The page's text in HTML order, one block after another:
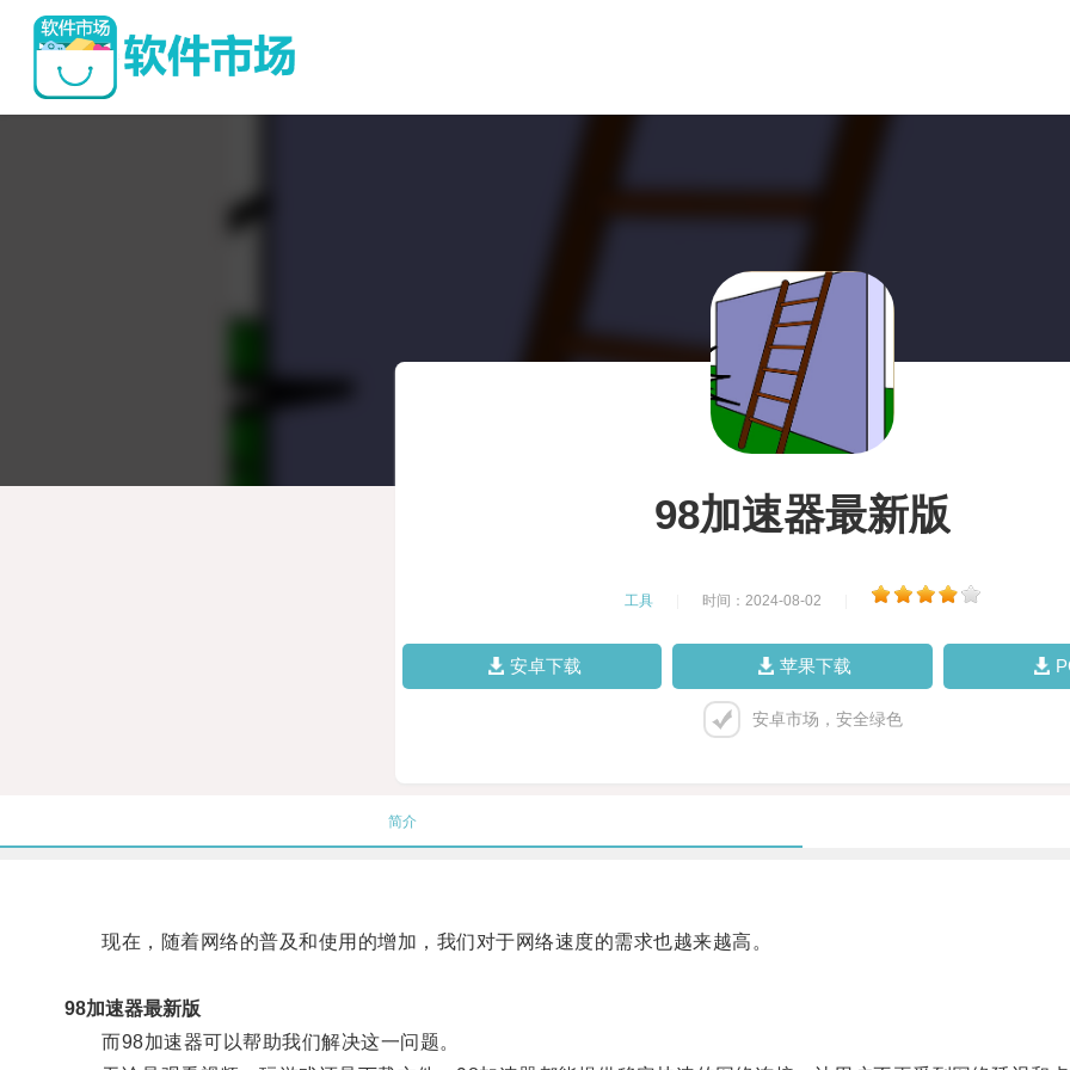
98加速器最新版
工具 时间：2024-08-02
安卓下载 苹果下载
安卓市场，安全绿色
简介
现在，随着网络的普及和使用的增加，我们对于网络速度的需求也越来越高。
98加速器最新版
而98加速器可以帮助我们解决这一问题。